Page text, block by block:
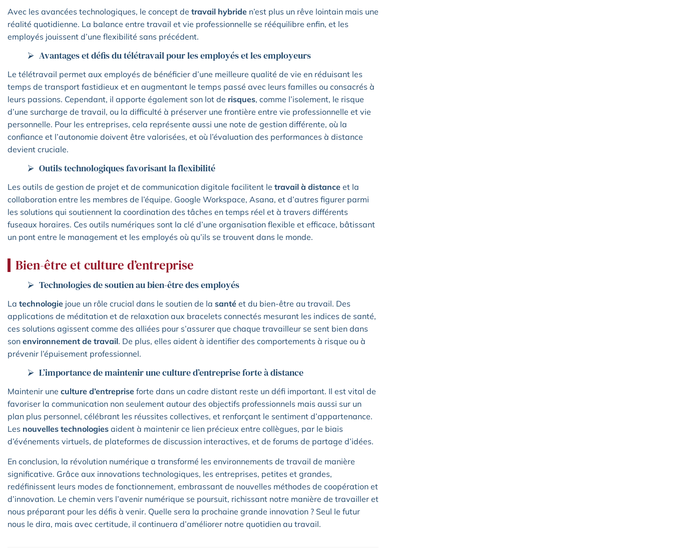
Avec les avancées technologiques, le concept de travail hybride n’est plus un rêve lointain mais une
réalité quotidienne. La balance entre travail et vie professionnelle se rééquilibre enfin, et les
employés jouissent d’une flexibilité sans précédent.
Avantages et défis du télétravail pour les employés et les employeurs
Le télétravail permet aux employés de bénéficier d’une meilleure qualité de vie en réduisant les
temps de transport fastidieux et en augmentant le temps passé avec leurs familles ou consacrés à
leurs passions. Cependant, il apporte également son lot de risques, comme l’isolement, le risque
d’une surcharge de travail, ou la difficulté à préserver une frontière entre vie professionnelle et vie
personnelle. Pour les entreprises, cela représente aussi une note de gestion différente, où la
confiance et l’autonomie doivent être valorisées, et où l’évaluation des performances à distance
devient cruciale.
Outils technologiques favorisant la flexibilité
Les outils de gestion de projet et de communication digitale facilitent le travail à distance et la
collaboration entre les membres de l’équipe. Google Workspace, Asana, et d’autres figurer parmi
les solutions qui soutiennent la coordination des tâches en temps réel et à travers différents
fuseaux horaires. Ces outils numériques sont la clé d’une organisation flexible et efficace, bâtissant
un pont entre le management et les employés où qu’ils se trouvent dans le monde.
Bien-être et culture d’entreprise
Technologies de soutien au bien-être des employés
La technologie joue un rôle crucial dans le soutien de la santé et du bien-être au travail. Des
applications de méditation et de relaxation aux bracelets connectés mesurant les indices de santé,
ces solutions agissent comme des alliées pour s’assurer que chaque travailleur se sent bien dans
son environnement de travail. De plus, elles aident à identifier des comportements à risque ou à
prévenir l’épuisement professionnel.
L’importance de maintenir une culture d’entreprise forte à distance
Maintenir une culture d’entreprise forte dans un cadre distant reste un défi important. Il est vital de
favoriser la communication non seulement autour des objectifs professionnels mais aussi sur un
plan plus personnel, célébrant les réussites collectives, et renforçant le sentiment d’appartenance.
Les nouvelles technologies aident à maintenir ce lien précieux entre collègues, par le biais
d’événements virtuels, de plateformes de discussion interactives, et de forums de partage d’idées.
En conclusion, la révolution numérique a transformé les environnements de travail de manière
significative. Grâce aux innovations technologiques, les entreprises, petites et grandes,
redéfinissent leurs modes de fonctionnement, embrassant de nouvelles méthodes de coopération et
d’innovation. Le chemin vers l’avenir numérique se poursuit, richissant notre manière de travailler et
nous préparant pour les défis à venir. Quelle sera la prochaine grande innovation ? Seul le futur
nous le dira, mais avec certitude, il continuera d’améliorer notre quotidien au travail.